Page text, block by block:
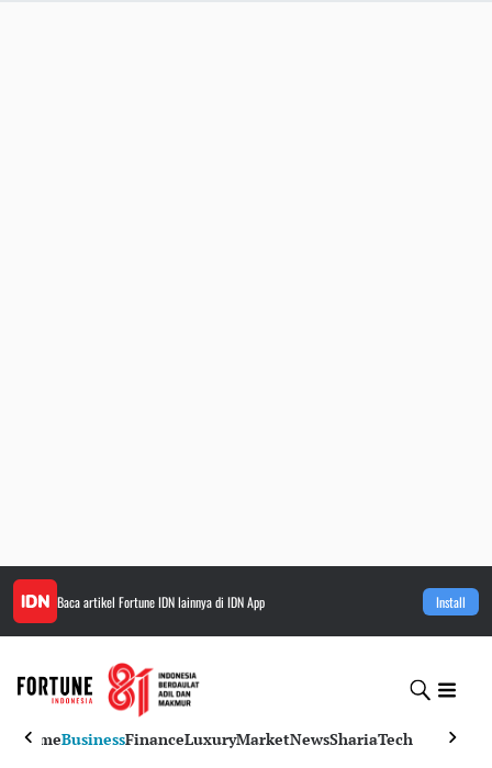
Baca artikel Fortune IDNlainnya di IDN App Install
HomeBusinessFinanceLuxuryMarketNewsShariaTech